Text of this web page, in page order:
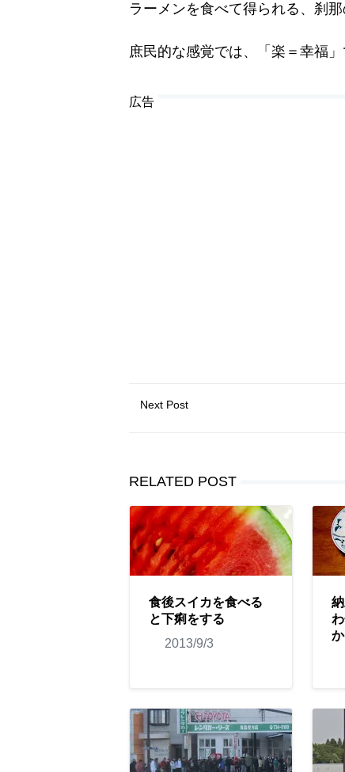
ラーメンを食べて得られる、刹
庶民的な感覚では、「楽＝幸福
広告
Next Post
RELATED POST
食後スイカを食べる
と下痢をする
2013/9/3
か